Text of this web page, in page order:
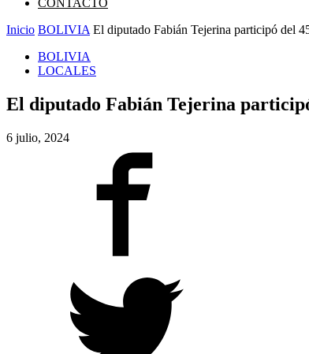
CONTACTO
Inicio BOLIVIA El diputado Fabián Tejerina participó del
BOLIVIA
LOCALES
El diputado Fabián Tejerina
6 julio, 2024